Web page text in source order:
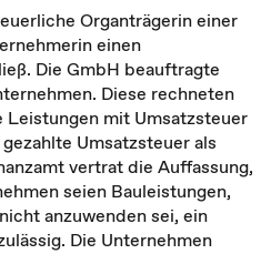
Organträgerin einer
einen
Die GmbH beauftragte
Diese rechneten
mit Umsatzsteuer
Umsatzsteuer als
vertrat die Auffassung,
seien Bauleistungen,
anzuwenden sei, ein
Die Unternehmen